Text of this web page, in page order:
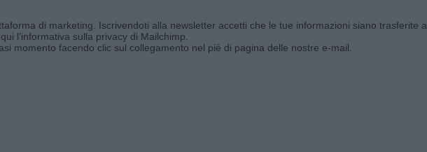
di marketing. Iscrivendoti alla newsletter accetti che le tue informazioni siano trasferite a
l'informativa sulla privacy di Mailchimp
momento facendo clic sul collegamento nel piè di pagina delle nostre e-mail.